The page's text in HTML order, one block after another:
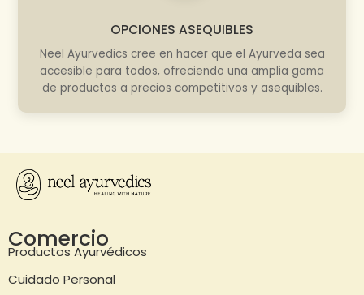
OPCIONES ASEQUIBLES
Neel Ayurvedics cree en hacer que el Ayurveda sea
accesible para todos, ofreciendo una amplia gama
de productos a precios competitivos y asequibles.
Comercio
Productos Ayurvédicos
Cuidado Personal